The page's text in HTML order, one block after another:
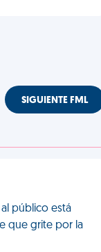
SIGUIENTE FML
público está
que grite por la